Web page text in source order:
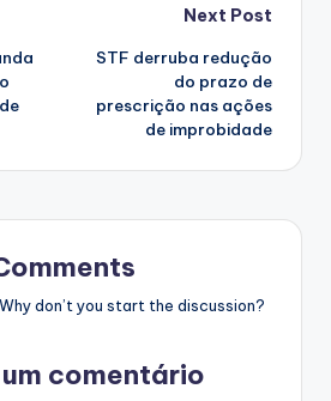
Next Post
STF derruba redução
do prazo de
prescrição nas ações
de improbidade
don’t you start the discussion?
comentário